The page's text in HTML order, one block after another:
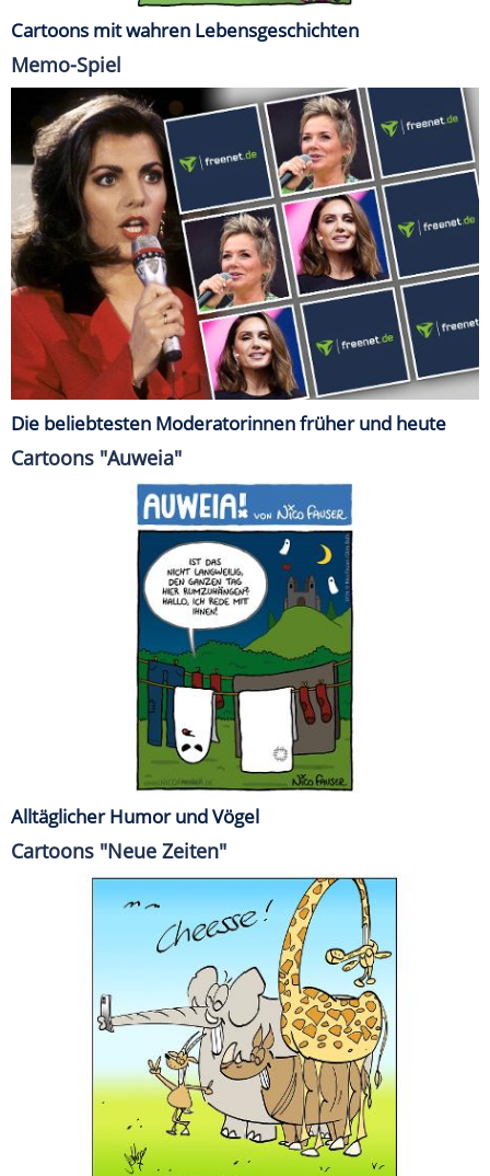
Cartoons mit wahren Lebensgeschichten
Memo-Spiel
Die beliebtesten Moderatorinnen früher und heute
Cartoons "Auweia"
Alltäglicher Humor und Vögel
Cartoons "Neue Zeiten"